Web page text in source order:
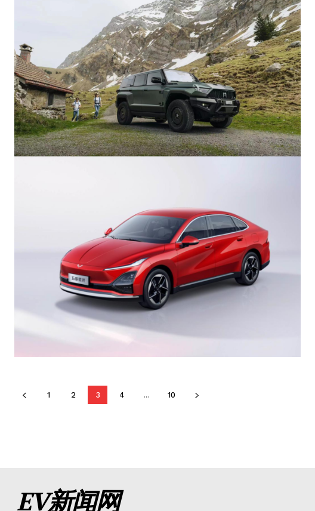
1 2 3 4 ... 10
EV新闻网